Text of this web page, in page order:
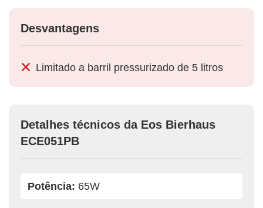
Desvantagens
Limitado a barril pressurizado de 5 litros
Detalhes técnicos da Eos Bierhaus
ECE051PB
Potência: 65W